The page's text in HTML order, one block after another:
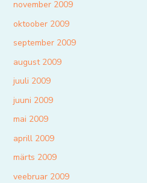
november 2009
oktoober 2009
september 2009
august 2009
juuli 2009
juuni 2009
mai 2009
aprill 2009
märts 2009
veebruar 2009